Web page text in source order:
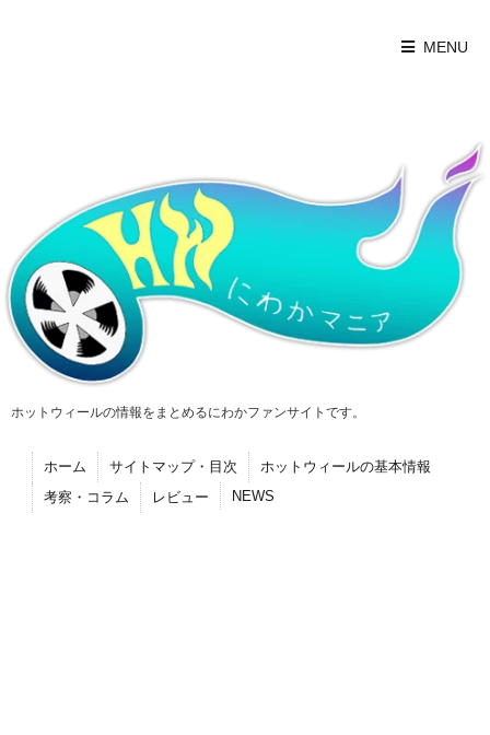
MENU
ホットウィールの情報をまとめるにわかファンサイトです。
ホーム サイトマップ・目次
ホットウィールの基本情報
考察・コラム
レビュー NEWS